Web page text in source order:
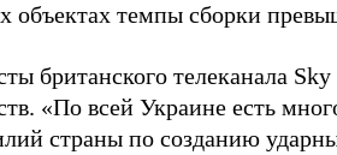
объектах темпы сборки
британского телеканала
«По всей Украине есть
страны по созданию